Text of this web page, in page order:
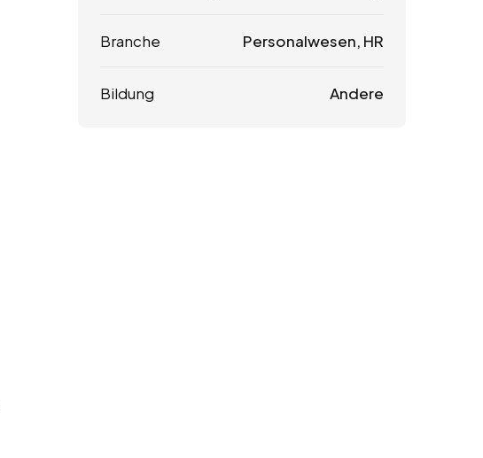
Branche Personalwesen, HR
Bildung Andere